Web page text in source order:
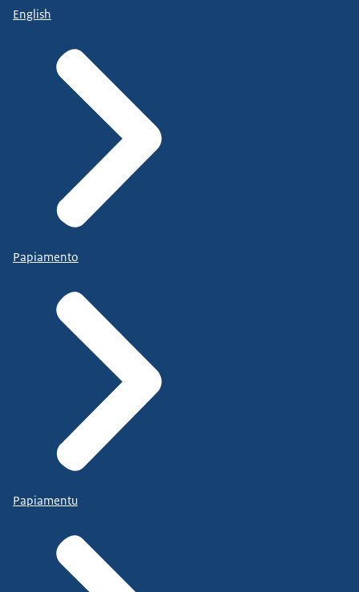
English
Papiamento
Papiamentu